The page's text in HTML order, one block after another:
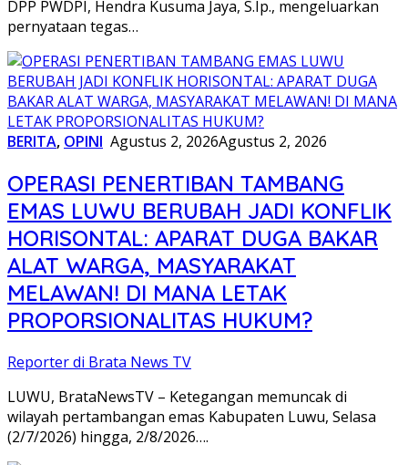
DPP PWDPI, Hendra Kusuma Jaya, S.Ip., mengeluarkan
pernyataan tegas…
BERITA, OPINI Agustus 2, 2026Agustus 2, 2026
OPERASI PENERTIBAN TAMBANG
EMAS LUWU BERUBAH JADI KONFLIK
HORISONTAL: APARAT DUGA BAKAR
ALAT WARGA, MASYARAKAT
MELAWAN! DI MANA LETAK
PROPORSIONALITAS HUKUM?
Reporter di Brata News TV
LUWU, BrataNewsTV – Ketegangan memuncak di
wilayah pertambangan emas Kabupaten Luwu, Selasa
(2/7/2026) hingga, 2/8/2026….